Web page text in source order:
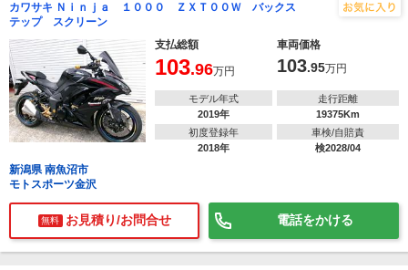
カワサキ Ｎｉｎｊａ １０００ ＺＸＴ００Ｗ バックス
テップ スクリーン
支払総額
車両価格
103.96万円 103.95万円
モデル年式
2019年
走行距離
19375Km
初度登録年
2018年
車検/自賠責
検2028/04
新潟県 南魚沼市
モトスポーツ金沢
無料 お見積り/お問合せ 電話をかける